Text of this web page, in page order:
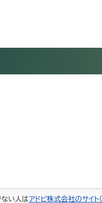
ない人はアドビ株式会社のサイト